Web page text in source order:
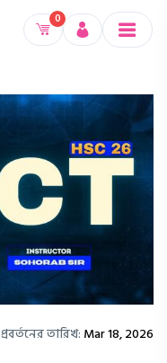
0
প্রবর্তনের তারিখ: Mar 18, 2026